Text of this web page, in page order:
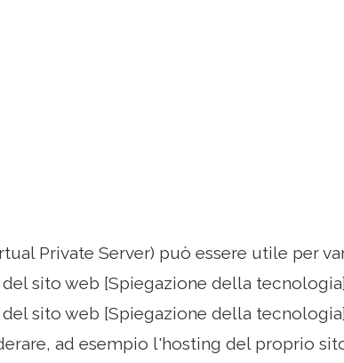
Private Server) può essere utile per
sito web [Spiegazione della
sito web [Spiegazione della
ad esempio l'hosting del proprio